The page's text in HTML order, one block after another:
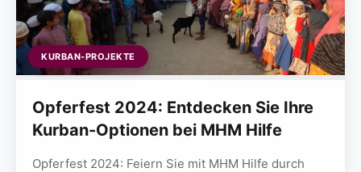
KURBAN-PROJEKTE
Opferfest 2024: Entdecken Sie Ihre
Kurban-Optionen bei MHM Hilfe
Opferfest 2024: Feiern Sie mit MHM Hilfe durch